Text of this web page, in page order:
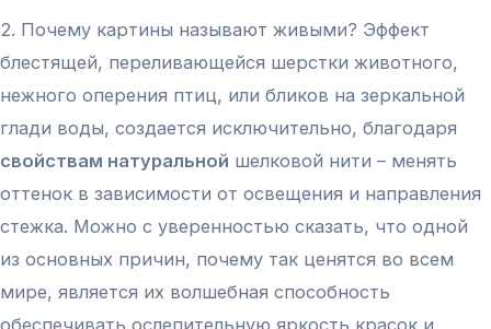
2. Почему картины называют живыми? Эффект
блестящей, переливающейся шерстки животного,
нежного оперения птиц, или бликов на зеркальной
глади воды, создается исключительно, благодаря
свойствам натуральной шелковой нити – менять
оттенок в зависимости от освещения и направления
стежка. Можно с уверенностью сказать, что одной
из основных причин, почему так ценятся во всем
мире, является их волшебная способность
обеспечивать ослепительную яркость красок и